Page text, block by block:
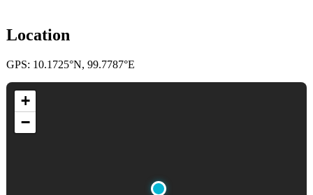
Location
GPS: 10.1725°N, 99.7787°E
+
−